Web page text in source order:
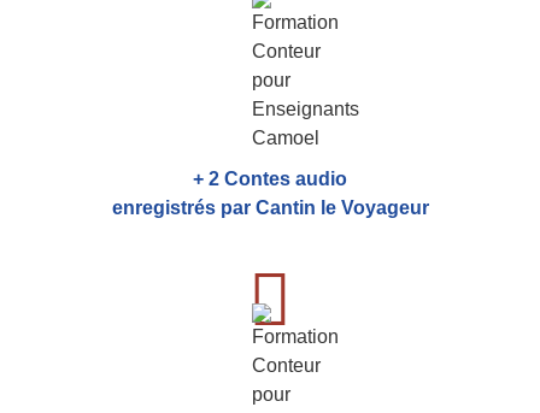
+ 2 Contes audio
enregistrés par Cantin le Voyageur